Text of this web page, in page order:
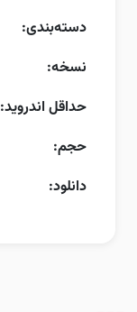
دسته‌بندی:
نسخه:
حداقل اندروید:
حجم:
دانلود: